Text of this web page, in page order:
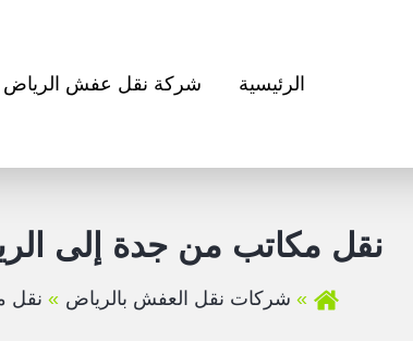
الرئيسية شركة نقل عفش الرياض
نقل مكاتب من جدة إلى
شركات نقل العفش بالرياض نقل